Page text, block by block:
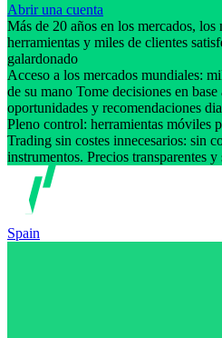
Abrir una cuenta
Más de 20 años en los mercados, los
herramientas y miles de clientes
galardonado
Acceso a los mercados mundiales:
de su mano Tome decisiones en base
oportunidades y recomendaciones
Pleno control: herramientas móviles
Trading sin costes innecesarios: sin
instrumentos. Precios transparentes
Spain